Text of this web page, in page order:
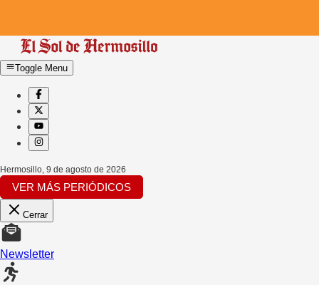
Toggle Menu
Hermosillo 9 de agosto de 2026
VER MÁS PERIÓDICOS
Cerrar
Newsletter